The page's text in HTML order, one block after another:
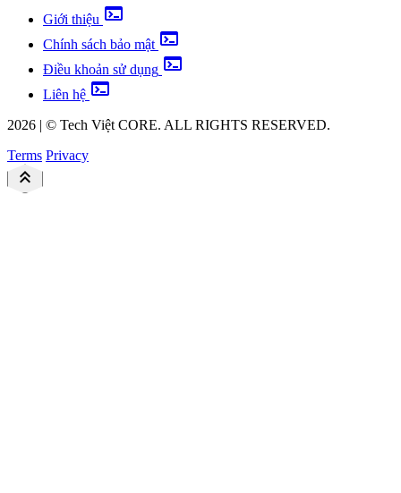
Giới thiệu terminal
Chính sách bảo mật terminal
Điều khoản sử dụng terminal
Liên hệ terminal
2026 | © Tech ViệtCORE. ALL RIGHTS RESERVED.
Terms Privacy
keyboard_double_arrow_up